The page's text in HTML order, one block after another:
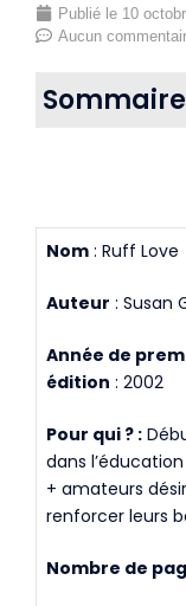
Publié le 10
Aucun
Nom : Ruff Love
Auteur : Susan
Année de
édition : 2002
Pour qui ? :
dans
+ amateurs
renforcer leurs
Nombre de